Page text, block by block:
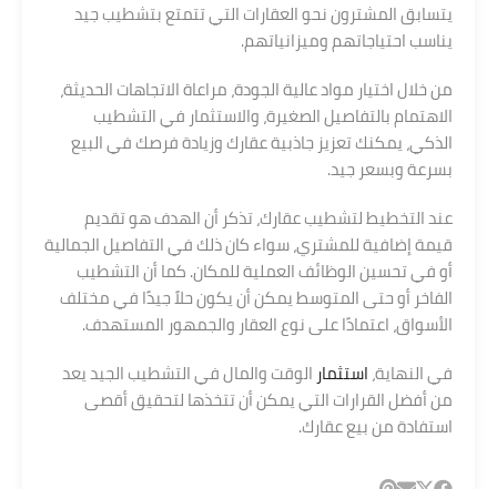
يتسابق المشترون نحو العقارات التي تتمتع بتشطيب جيد
يناسب احتياجاتهم وميزانياتهم.
من خلال اختيار مواد عالية الجودة، مراعاة الاتجاهات الحديثة،
الاهتمام بالتفاصيل الصغيرة، والاستثمار في التشطيب
الذكي، يمكنك تعزيز جاذبية عقارك وزيادة فرصك في البيع
بسرعة وبسعر جيد.
عند التخطيط لتشطيب عقارك، تذكر أن الهدف هو تقديم
قيمة إضافية للمشتري، سواء كان ذلك في التفاصيل الجمالية
أو في تحسين الوظائف العملية للمكان. كما أن التشطيب
الفاخر أو حتى المتوسط يمكن أن يكون حلاً جيدًا في مختلف
الأسواق، اعتمادًا على نوع العقار والجمهور المستهدف.
في النهاية،استثمار الوقت والمال في التشطيب الجيد يعد
من أفضل القرارات التي يمكن أن تتخذها لتحقيق أقصى
استفادة من بيع عقارك.